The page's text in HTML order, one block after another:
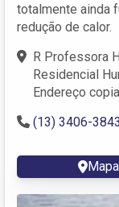
totalmente ainda
redução de calor.
R Professora
Residencial
Endereço
(13) 3406-3843
Mapa